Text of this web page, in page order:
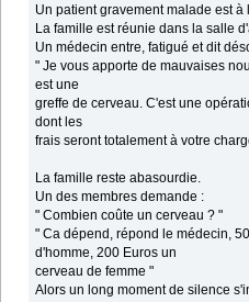
Un patient gravement malade est à
La famille est réunie dans la salle
Un médecin entre, fatigué et dit
" Je vous apporte de mauvaises
est une
greffe de cerveau. C'est une
dont les
frais seront totalement à votre
La famille reste abasourdie.
Un des membres demande :
" Combien coûte un cerveau ? "
" Ca dépend, répond le médecin,
d'homme, 200 Euros un
cerveau de femme "
Alors un long moment de silence